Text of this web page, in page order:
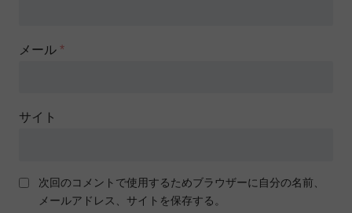
メール *
サイト
次回のコメントで使用するためブラウザーに自分の名前、
メールアドレス、サイトを保存する。